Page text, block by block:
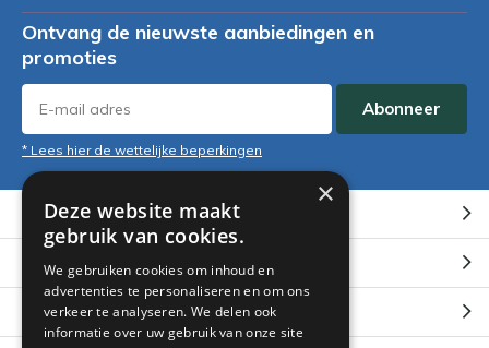
Ontvang de nieuwste aanbiedingen en
promoties
Abonneer
* Lees hier de wettelijke beperkingen
Klantenservice
Mijn account
Categorieën
×
Deze website maakt
gebruik van cookies.
We gebruiken cookies om inhoud en
advertenties te personaliseren en om ons
verkeer te analyseren. We delen ook
informatie over uw gebruik van onze site